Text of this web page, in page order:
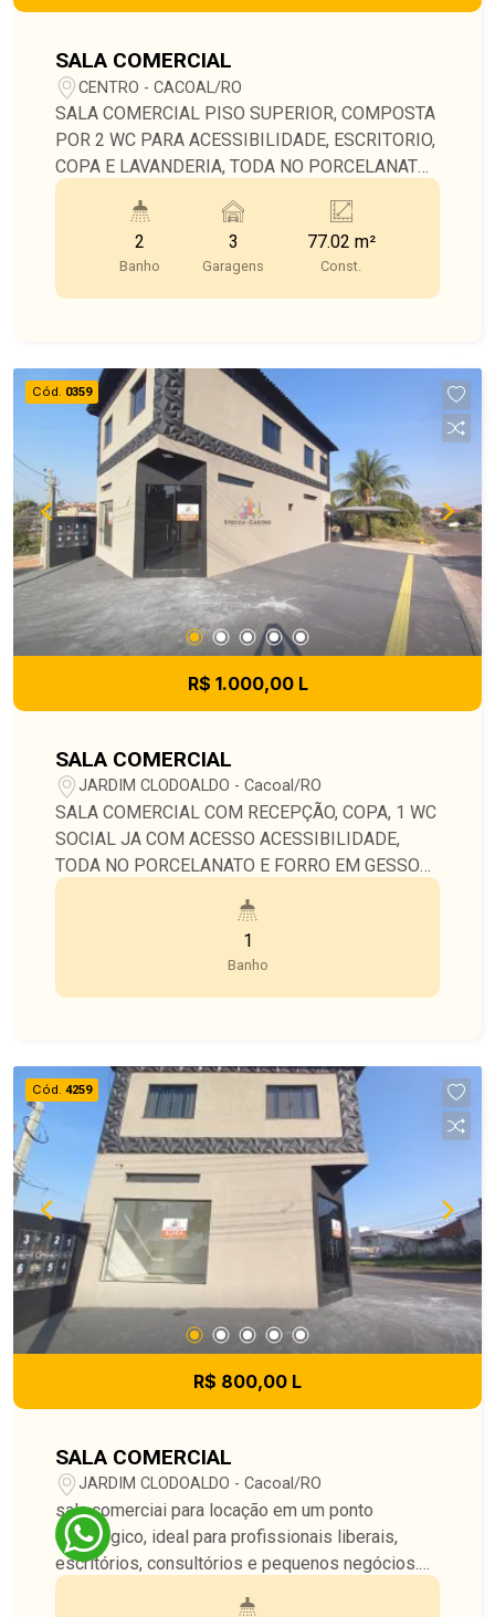
SALA COMERCIAL
CENTRO - CACOAL/RO
SALA COMERCIAL PISO SUPERIOR, COMPOSTA
POR 2 WC PARA ACESSIBILIDADE, ESCRITORIO,
COPA E LAVANDERIA, TODA NO PORCELANATO,
TETO EM GESSO.
2
Banho
3
Garagens
77.02 m²
Const.
Cód. 0359
R$ 1.000,00 L
SALA COMERCIAL
JARDIM CLODOALDO - Cacoal/RO
SALA COMERCIAL COM RECEPÇÃO, COPA, 1 WC
SOCIAL JA COM ACESSO ACESSIBILIDADE,
TODA NO PORCELANATO E FORRO EM GESSO
COM LAMPADAS DE LED.
1
Banho
Cód. 4259
R$ 800,00 L
SALA COMERCIAL
JARDIM CLODOALDO - Cacoal/RO
sala comerciai para locação em um ponto
estratégico, ideal para profissionais liberais,
escritórios, consultórios e pequenos negócios.
Salas individuais Ambiente profissional e